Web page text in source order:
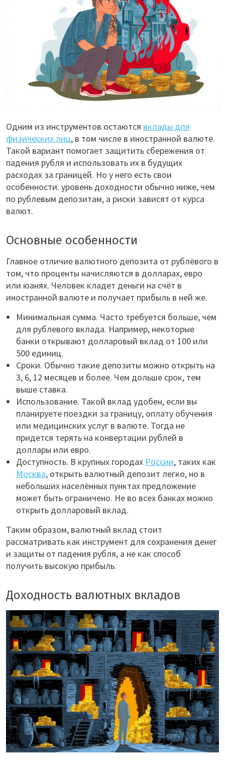
Одним из инструментов остаются вклады для
физических лиц, в том числе в иностранной валюте.
Такой вариант помогает защитить сбережения от
падения рубля и использовать их в будущих
расходах за границей. Но у него есть свои
особенности: уровень доходности обычно ниже, чем
по рублевым депозитам, а риски зависят от курса
валют.
Основные особенности
Главное отличие валютного депозита от рублёвого в
том, что проценты начисляются в долларах, евро
или юанях. Человек кладет деньги на счёт в
иностранной валюте и получает прибыль в ней же.
Минимальная сумма. Часто требуется больше, чем
для рублевого вклада. Например, некоторые
банки открывают долларовый вклад от 100 или
500 единиц.
Сроки. Обычно такие депозиты можно открыть на
3, 6, 12 месяцев и более. Чем дольше срок, тем
выше ставка.
Использование. Такой вклад удобен, если вы
планируете поездки за границу, оплату обучения
или медицинских услуг в валюте. Тогда не
придется терять на конвертации рублей в
доллары или евро.
Доступность. В крупных городах России, таких как
Москва, открыть валютный депозит легко, но в
небольших населённых пунктах предложение
может быть ограничено. Не во всех банках можно
открыть долларовый вклад.
Таким образом, валютный вклад стоит
рассматривать как инструмент для сохранения денег
и защиты от падения рубля, а не как способ
получить высокую прибыль.
Доходность валютных вкладов